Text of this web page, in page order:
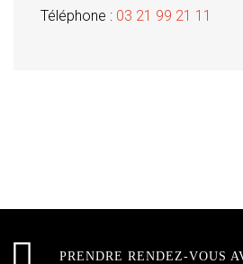
Téléphone : 03 21 99 21 11
PRENDRE RENDEZ-VOUS